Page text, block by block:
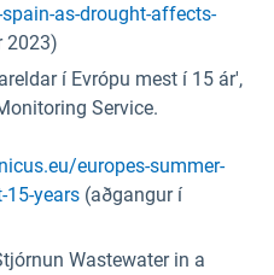
as-drought-affects-
2023)
í Evrópu mest í 15 ár',
Service.
europes-summer-
15-years (aðgangur í
Wastewater in a